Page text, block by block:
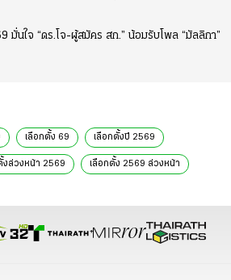
มั่นใจ “ดร.โจ-ผู้สมัคร สก.” น้อมรับโพล “มัลลิกา”
เลือกตั้ง 69 เลือกตั้งปี 2569
งล่วงหน้า 2569 เลือกตั้ง 2569 ล่วงหน้า
ข่าวต่างประเทศไทยรัฐ